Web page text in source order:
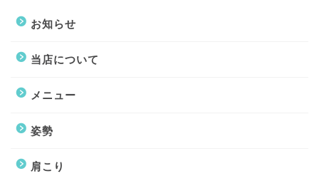
お知らせ
当店について
メニュー
姿勢
肩こり